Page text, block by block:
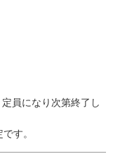
員になり次第終了し
す。